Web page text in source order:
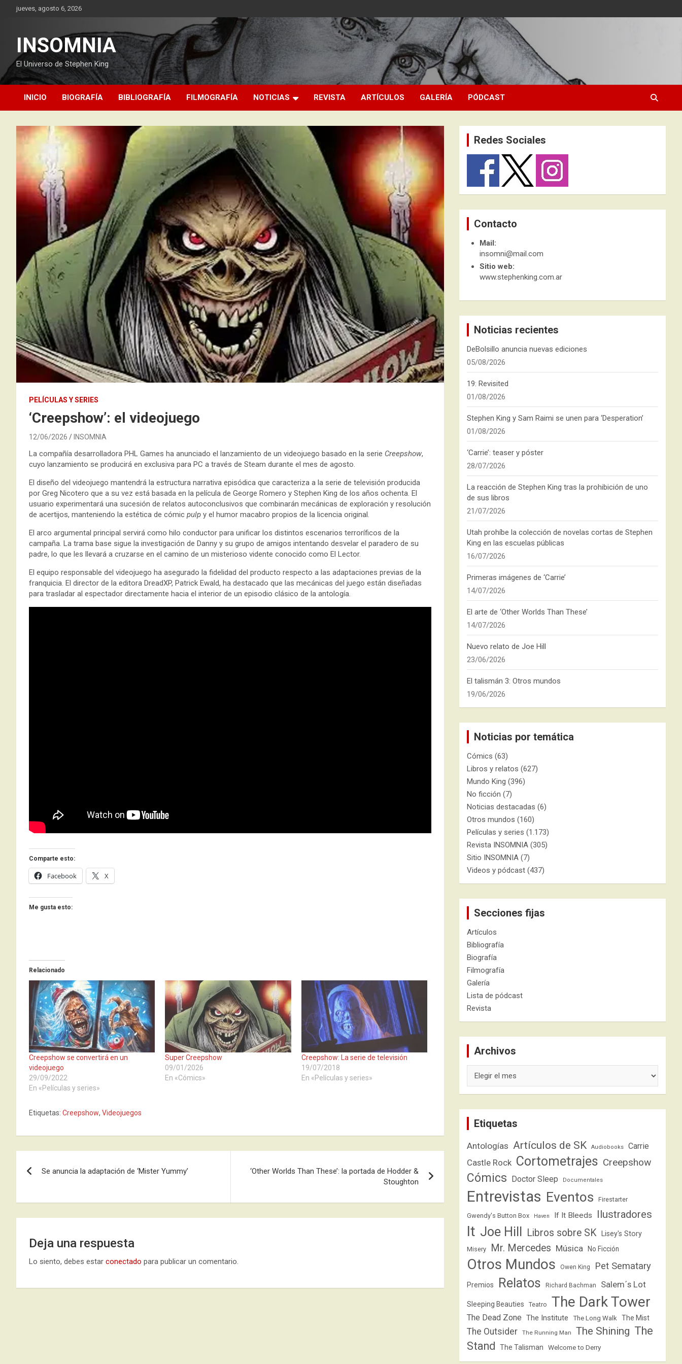
Saltarjueves, agosto 6, 2026
INSOMNIA
El Universo de Stephen King
INICIO BIOGRAFÍA BIBLIOGRAFÍA FILMOGRAFÍA NOTICIAS REVISTA ARTÍCULOS GALERÍA PÓDCAST
PELÍCULAS Y SERIES
‘Creepshow’: el videojuego
12/06/2026 INSOMNIA
La compañía desarrolladora PHL Games ha anunciado el lanzamiento de un videojuego basado en la serie Creepshow,
cuyo lanzamiento se producirá en exclusiva para PC a través de Steam durante el mes de agosto.
El diseño del videojuego mantendrá la estructura narrativa episódica que caracteriza a la serie de televisión producida
por Greg Nicotero que a su vez está basada en la película de George Romero y Stephen King de los años ochenta. El
usuario experimentará una sucesión de relatos autoconclusivos que combinarán mecánicas de exploración y resolución
de acertijos, manteniendo la estética de cómic pulp y el humor macabro propios de la licencia original.
El arco argumental principal servirá como hilo conductor para unificar los distintos escenarios terroríficos de la
campaña. La trama base sigue la investigación de Danny y su grupo de amigos intentando desvelar el paradero de su
padre, lo que les llevará a cruzarse en el camino de un misterioso vidente conocido como El Lector.
El equipo responsable del videojuego ha asegurado la fidelidad del producto respecto a las adaptaciones previas de la
franquicia. El director de la editora DreadXP, Patrick Ewald, ha destacado que las mecánicas del juego están diseñadas
para trasladar al espectador directamente hacia el interior de un episodio clásico de la antología.
Comparte esto:
Facebook X
Me gusta esto:
Relacionado
Creepshow se convertirá en un
videojuego
29/09/2022
En «Películas y series»
Super Creepshow
09/01/2026
En «Cómics»
Creepshow: La serie de televisión
19/07/2018
En «Películas y series»
Etiquetas: Creepshow, Videojuegos
de
entradas
Se anuncia la adaptación de ‘Mister Yummy’
‘Other Worlds Than These’: la portada de Hodder &
Stoughton
Deja una respuesta
Lo siento, debes estar conectado para publicar un comentario.
Redes Sociales
Contacto
Mail:
insomni@mail.com
Sitio web:
www.stephenking.com.ar
Noticias recientes
DeBolsillo anuncia nuevas ediciones
05/08/2026
19: Revisited
01/08/2026
Stephen King y Sam Raimi se unen para ‘Desperation’
01/08/2026
‘Carrie’: teaser y póster
28/07/2026
La reacción de Stephen King tras la prohibición de uno
de sus libros
21/07/2026
Utah prohíbe la colección de novelas cortas de Stephen
King en las escuelas públicas
16/07/2026
Primeras imágenes de ‘Carrie’
14/07/2026
El arte de ‘Other Worlds Than These’
14/07/2026
Nuevo relato de Joe Hill
23/06/2026
El talismán 3: Otros mundos
19/06/2026
Noticias por temática
Cómics (63)
Libros y relatos (627)
Mundo King (396)
No ficción (7)
Noticias destacadas (6)
Otros mundos (160)
Películas y series (1.173)
Revista INSOMNIA (305)
Sitio INSOMNIA (7)
Videos y pódcast (437)
Secciones fijas
Artículos
Bibliografía
Biografía
Filmografía
Galería
Lista de pódcast
Revista
Archivos
Etiquetas
Antologías Artículos de SK Audiobooks Carrie
Castle Rock Cortometrajes Creepshow
Cómics Doctor Sleep Documentales
Entrevistas Eventos Firestarter
Gwendy's Button Box Haven If It Bleeds Ilustradores
It Joe Hill Libros sobre SK Lisey's Story
Misery Mr. Mercedes Música No Ficción
Otros Mundos Owen King Pet Sematary
Premios Relatos Richard Bachman Salem´s Lot
Sleeping Beauties Teatro The Dark Tower
The Dead Zone The Institute The Long Walk The Mist
The Outsider The Running Man The Shining The
Stand
The Talisman Welcome to Derry